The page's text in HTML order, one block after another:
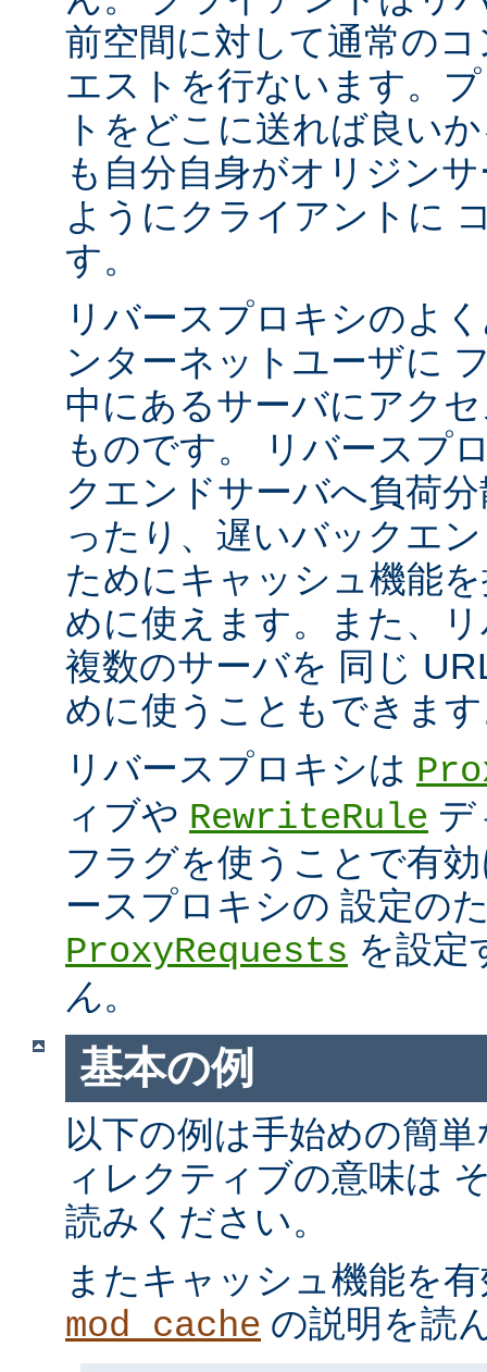
前空間に対して通常の
エストを行ないます。
トをどこに送れば良い
も自分自身がオリジン
ようにクライアントに
す。
リバースプロキシのよ
ンターネットユーザに
中にあるサーバにアク
ものです。 リバースプ
クエンドサーバへ負荷
ったり、遅いバックエ
ためにキャッシュ機能
めに使えます。また、
複数のサーバを 同じ
めに使うこともできま
リバースプロキシは
ィブや RewriteRule
フラグを使うことで有
ースプロキシの 設定の
ProxyRequests を設定
ん。
基本の例
以下の例は手始めの簡
ィレクティブの意味は
読みください。
またキャッシュ機能を
mod_cache の説明を読